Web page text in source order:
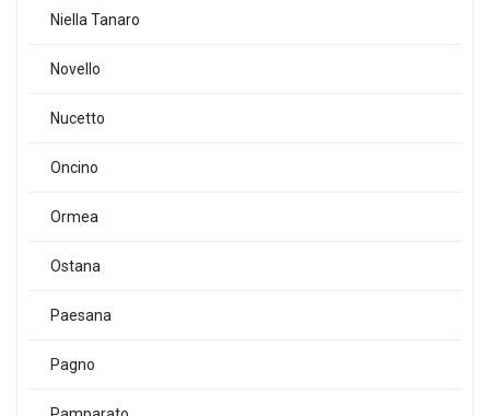
Niella Tanaro
Novello
Nucetto
Oncino
Ormea
Ostana
Paesana
Pagno